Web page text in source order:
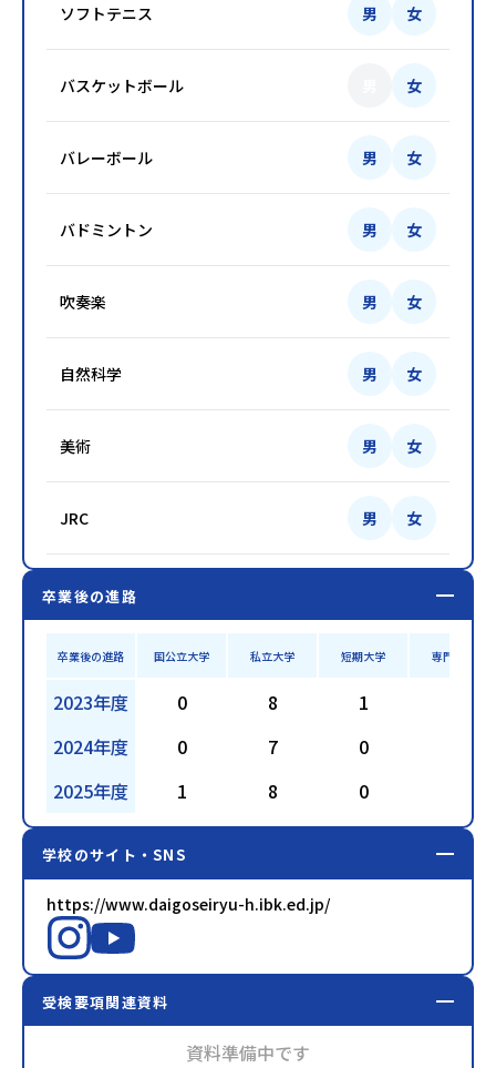
ソフトテニス 男 女
バスケットボール 女
バレーボール 男 女
バドミントン 男 女
吹奏楽 男 女
自然科学 男 女
美術 男 女
JRC 男 女
卒業後の進路
卒業後の進路 国公立大学 私立大学 短期大学 専門学校
2023年度 0 8 1
2024年度
0 7 0
2025年度
1 8 0
学校のサイト・SNS
https://www.daigoseiryu-h.ibk.ed.jp/
受検要項関連資料
資料準備中です